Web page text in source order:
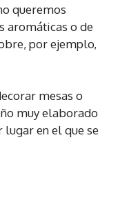
queremos
aromáticas o de
por ejemplo,
mesas o
muy elaborado
lugar en el que se